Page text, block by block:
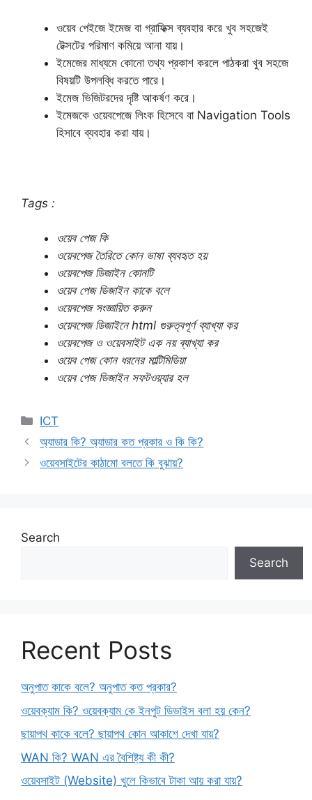
ওয়েব পেইজে ইমেজ বা গ্রাফিক্স ব্যবহার করে খুব সহজেই
টেক্সটের পরিমাণ কমিয়ে আনা যায়।
ইমেজের মাধ্যমে কোনো তথ্য প্রকাশ করলে পাঠকরা খুব সহজে
বিষয়টি উপলব্ধি করতে পারে।
ইমেজ ভিজিটরদের দৃষ্টি আকর্ষণ করে।
ইমেজকে ওয়েবপেজে লিংক হিসেবে বা Navigation Tools
হিসাবে ব্যবহার করা যায়।
Tags :
ওয়েব পেজ কি
ওয়েবপেজ তৈরিতে কোন ভাষা ব্যবহৃত হয়
ওয়েবপেজ ডিজাইন কোনটি
ওয়েব পেজ ডিজাইন কাকে বলে
ওয়েবপেজ সংজ্ঞায়িত করুন
ওয়েবপেজ ডিজাইনে html গুরুত্বপূর্ণ ব্যাখ্যা কর
ওয়েবপেজ ও ওয়েবসাইট এক নয় ব্যাখ্যা কর
ওয়েব পেজ কোন ধরনের মাল্টিমিডিয়া
ওয়েব পেজ ডিজাইন সফটওয়্যার হল
Categories
ICT
অ্যাডার কি? অ্যাডার কত প্রকার ও কি কি?
ওয়েবসাইটের কাঠামো বলতে কি বুঝায়?
Search
Search
Recent Posts
অনুপাত কাকে বলে? অনুপাত কত প্রকার?
ওয়েবক্যাম কি? ওয়েবক্যাম কে ইনপুট ডিভাইস বলা হয় কেন?
ছায়াপথ কাকে বলে? ছায়াপথ কোন আকাশে দেখা যায়?
WAN কি? WAN এর বৈশিষ্ট্য কী কী?
ওয়েবসাইট (Website) খুলে কিভাবে টাকা আয় করা যায়?